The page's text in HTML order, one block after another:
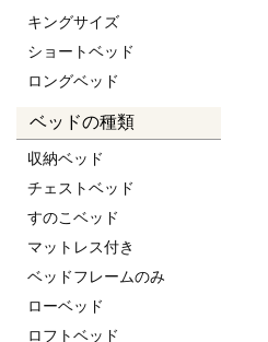
キングサイズ
ショートベッド
ロングベッド
ベッドの種類
収納ベッド
チェストベッド
すのこベッド
マットレス付き
ベッドフレームのみ
ローベッド
ロフトベッド